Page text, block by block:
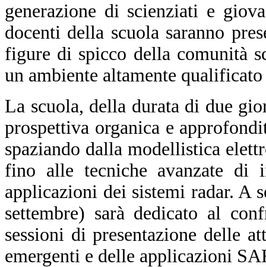
generazione di scienziati e
docenti della scuola saranno
figure di spicco della comunità
un ambiente altamente
La scuola, della durata di due
prospettiva organica e
spaziando dalla modellistica
fino alle tecniche avanzate
applicazioni dei sistemi radar. A
settembre) sarà dedicato al
sessioni di presentazione delle
emergenti e delle applicazioni